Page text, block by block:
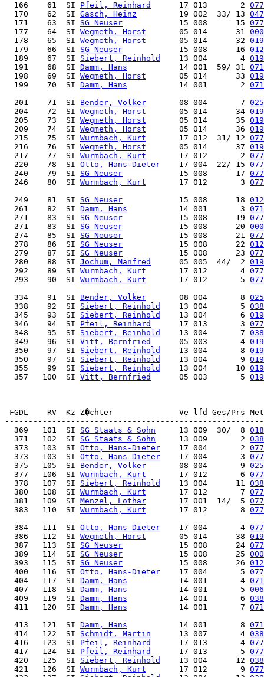
  166    61  SI
Pfeil, Reinhard
      17 013       2
  170    62  SI
Gasch, Heinz
         19 002  33/ 13
  171    63  SI
SG Neuser
            15 008      15
  177    64  SI
Wegmeth, Horst
       05 014      31
  178    65  SI
Wegmeth, Horst
       05 014      32
  179    66  SI
SG Neuser
            15 008      16
  189    67  SI
Siebert, Reinhold
    13 004       4
  191    68  SI
Damm, Hans
           14 001  59/ 31
  198    69  SI
Wegmeth, Horst
       05 014      33
  199    70  SI
Damm, Hans
           14 001       2
  201    71  SI
Bender, Volker
       08 004       7
  204    72  SI
Wegmeth, Horst
       05 014      34
  205    73  SI
Wegmeth, Horst
       05 014      35
  209    74  SI
Wegmeth, Horst
       05 014      36
  215    75  SI
Wurmbach, Kurt
       17 012  31/ 12
  216    76  SI
Wegmeth, Horst
       05 014      37
  217    77  SI
Wurmbach, Kurt
       17 012       2
  220    78  SI
Otto, Hans-Dieter
    17 004  22/ 15
  240    79  SI
SG Neuser
            15 008      17
  246    80  SI
Wurmbach, Kurt
       17 012       3
  249    81  SI
SG Neuser
            15 008      18
  261    82  SI
Damm, Hans
           14 001       3
  271    83  SI
SG Neuser
            15 008      19
  271    83  SI
SG Neuser
            15 008      20
  274    85  SI
SG Neuser
            15 008      21
  278    86  SI
SG Neuser
            15 008      22
  279    87  SI
SG Neuser
            15 008      23
  280    88  SI
Jochum, Manfred
      05 005  44/  2
  292    89  SI
Wurmbach, Kurt
       17 012       4
  293    90  SI
Wurmbach, Kurt
       17 012       5
  334    91  SI
Bender, Volker
       08 004       8
  338    92  SI
Siebert, Reinhold
    13 004       5
  345    93  SI
Siebert, Reinhold
    13 004       6
  346    94  SI
Pfeil, Reinhard
      17 013       3
  348    95  SI
Siebert, Reinhold
    13 004       7
  349    96  SI
Vitt, Bernfried
      05 003       4
  350    97  SI
Siebert, Reinhold
    13 004       8
  350    97  SI
Siebert, Reinhold
    13 004       9
  355    99  SI
Siebert, Reinhold
    13 004      10
  357   100  SI
Vitt, Bernfried
      05 003       5
FGDL    RV  Kz Z�chter              Ve lfd Ges/Prs
  369   101  SI
SG Staats & Sohn
     13 009  30/  8
  371   102  SI
SG Staats & Sohn
     13 009       2
  373   103  SI
Otto, Hans-Dieter
    17 004       2
  373   103  SI
Otto, Hans-Dieter
    17 004       3
  375   105  SI
Bender, Volker
       08 004       9
  377   106  SI
Wurmbach, Kurt
       17 012       6
  378   107  SI
Siebert, Reinhold
    13 004      11
  380   108  SI
Wurmbach, Kurt
       17 012       7
  381   109  SI
Menzel, Lothar
       17 001  14/  5
  383   110  SI
Wurmbach, Kurt
       17 012       8
  384   111  SI
Otto, Hans-Dieter
    17 004       4
  386   112  SI
Wegmeth, Horst
       05 014      38
  387   113  SI
SG Neuser
            15 008      24
  389   114  SI
SG Neuser
            15 008      25
  393   115  SI
SG Neuser
            15 008      26
  400   116  SI
Otto, Hans-Dieter
    17 004       5
  404   117  SI
Damm, Hans
           14 001       4
  407   118  SI
Damm, Hans
           14 001       5
  409   119  SI
Damm, Hans
           14 001       6
  411   120  SI
Damm, Hans
           14 001       7
  413   121  SI
Damm, Hans
           14 001       8
  414   122  SI
Schmidt, Martin
      13 007       4
  416   123  SI
Pfeil, Reinhard
      17 013       4
  417   124  SI
Pfeil, Reinhard
      17 013       5
  420   125  SI
Siebert, Reinhold
    13 004      12
  421   126  SI
Wurmbach, Kurt
       17 012       9